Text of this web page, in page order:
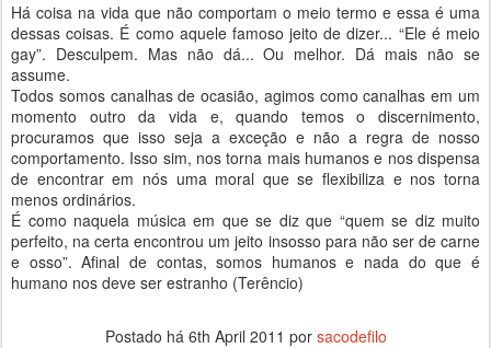
Há coisa na vida que não comportam o meio termo e essa é uma
dessas coisas. É como aquele famoso jeito de dizer... “Ele é meio
gay”. Desculpem. Mas não dá... Ou melhor. Dá mais não se
assume.
Todos somos canalhas de ocasião, agimos como canalhas em um
momento outro da vida e, quando temos o discernimento,
procuramos que isso seja a exceção e não a regra de nosso
comportamento. Isso sim, nos torna mais humanos e nos dispensa
de encontrar em nós uma moral que se flexibiliza e nos torna
menos ordinários.
É como naquela música em que se diz que “quem se diz muito
perfeito, na certa encontrou um jeito insosso para não ser de carne
e osso”. Afinal de contas, somos humanos e nada do que é
humano nos deve ser estranho (Terêncio)
Postado há 6th April 2011 por sacodefilo